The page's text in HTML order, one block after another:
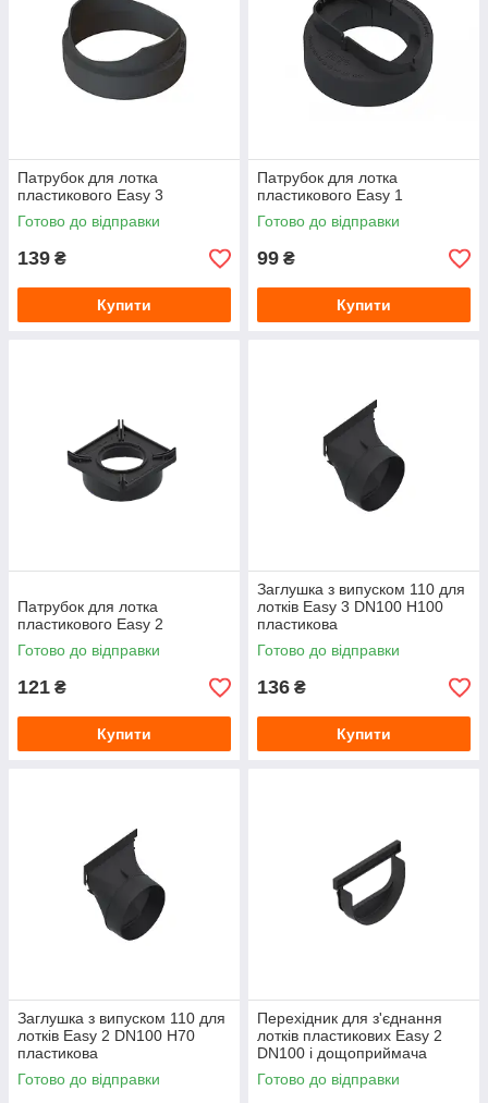
Патрубок для лотка
пластикового Easy 3
Готово до відправки
139 ₴
Купити
Патрубок для лотка
пластикового Easy 1
Готово до відправки
99 ₴
Купити
Патрубок для лотка
пластикового Easy 2
Готово до відправки
121 ₴
Купити
Заглушка з випуском 110 для
лотків Easy 3 DN100 H100
пластикова
Готово до відправки
136 ₴
Купити
Заглушка з випуском 110 для
лотків Easy 2 DN100 H70
пластикова
Готово до відправки
Перехідник для з'єднання
лотків пластикових Easy 2
DN100 і дощоприймача
Готово до відправки